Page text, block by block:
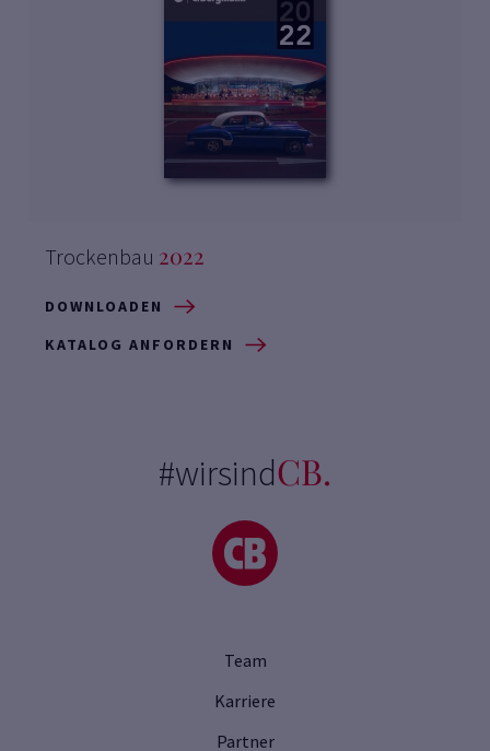
Trockenbau 2022
DOWNLOADEN
KATALOG ANFORDERN
#wirsindCB.
Team
Karriere
Partner